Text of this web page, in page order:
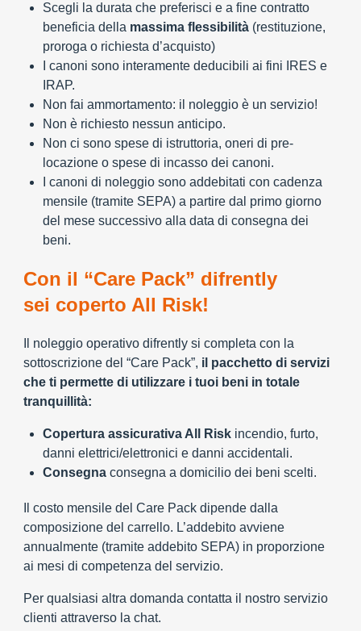
Scegli la durata che preferisci e a fine contratto
beneficia della massima flessibilità (restituzione,
proroga o richiesta d’acquisto)
I canoni sono interamente deducibili ai fini IRES e
IRAP.
Non fai ammortamento: il noleggio è un servizio!
Non è richiesto nessun anticipo.
Non ci sono spese di istruttoria, oneri di pre-
locazione o spese di incasso dei canoni.
I canoni di noleggio sono addebitati con cadenza
mensile (tramite SEPA) a partire dal primo giorno
del mese successivo alla data di consegna dei
beni.
Con il “Care Pack” difrently
sei coperto All Risk!
Il noleggio operativo difrently si completa con la
sottoscrizione del “Care Pack”, il pacchetto di servizi
che ti permette di utilizzare i tuoi beni in totale
tranquillità:
Copertura assicurativa All Risk incendio, furto,
danni elettrici/elettronici e danni accidentali.
Consegna consegna a domicilio dei beni scelti.
Il costo mensile del Care Pack dipende dalla
composizione del carrello. L’addebito avviene
annualmente (tramite addebito SEPA) in proporzione
ai mesi di competenza del servizio.
Per qualsiasi altra domanda contatta il nostro servizio
clienti attraverso la chat.